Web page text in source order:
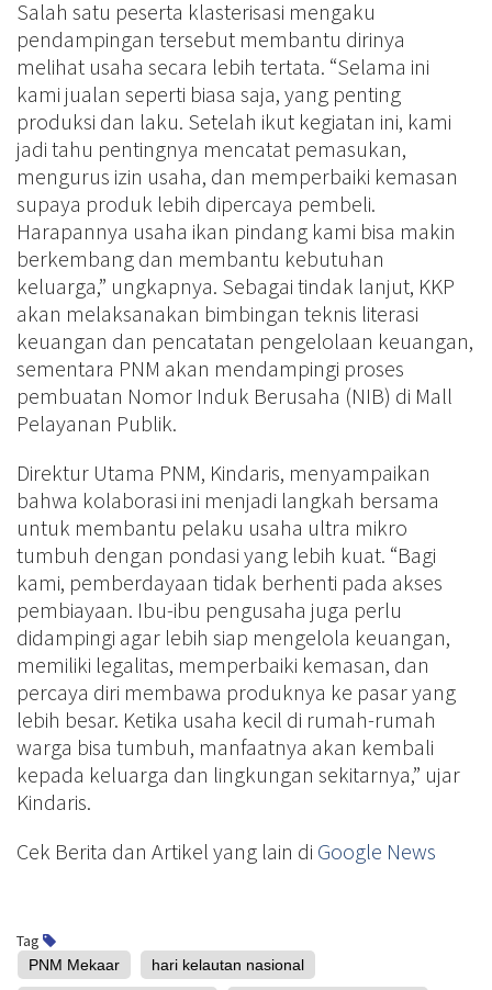
Salah satu peserta klasterisasi mengaku
pendampingan tersebut membantu dirinya
melihat usaha secara lebih tertata. “Selama ini
kami jualan seperti biasa saja, yang penting
produksi dan laku. Setelah ikut kegiatan ini, kami
jadi tahu pentingnya mencatat pemasukan,
mengurus izin usaha, dan memperbaiki kemasan
supaya produk lebih dipercaya pembeli.
Harapannya usaha ikan pindang kami bisa makin
berkembang dan membantu kebutuhan
keluarga,” ungkapnya. Sebagai tindak lanjut, KKP
akan melaksanakan bimbingan teknis literasi
keuangan dan pencatatan pengelolaan keuangan,
sementara PNM akan mendampingi proses
pembuatan Nomor Induk Berusaha (NIB) di Mall
Pelayanan Publik.
Direktur Utama PNM, Kindaris, menyampaikan
bahwa kolaborasi ini menjadi langkah bersama
untuk membantu pelaku usaha ultra mikro
tumbuh dengan pondasi yang lebih kuat. “Bagi
kami, pemberdayaan tidak berhenti pada akses
pembiayaan. Ibu-ibu pengusaha juga perlu
didampingi agar lebih siap mengelola keuangan,
memiliki legalitas, memperbaiki kemasan, dan
percaya diri membawa produknya ke pasar yang
lebih besar. Ketika usaha kecil di rumah-rumah
warga bisa tumbuh, manfaatnya akan kembali
kepada keluarga dan lingkungan sekitarnya,” ujar
Kindaris.
Cek Berita dan Artikel yang lain di Google News
Tag
PNM Mekaar hari kelautan nasional